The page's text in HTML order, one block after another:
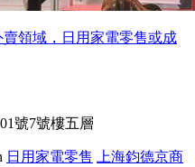
領域，日用家電零售或成
號7號樓五層
日用家電零售 上海鈞德京商